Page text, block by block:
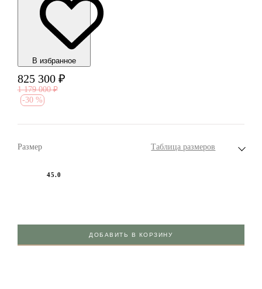
В избранноe
825 300 ₽
1 179 000 ₽
-30 %
Размер Таблица размеров
45.0
ДОБАВИТЬ В КОРЗИНУ